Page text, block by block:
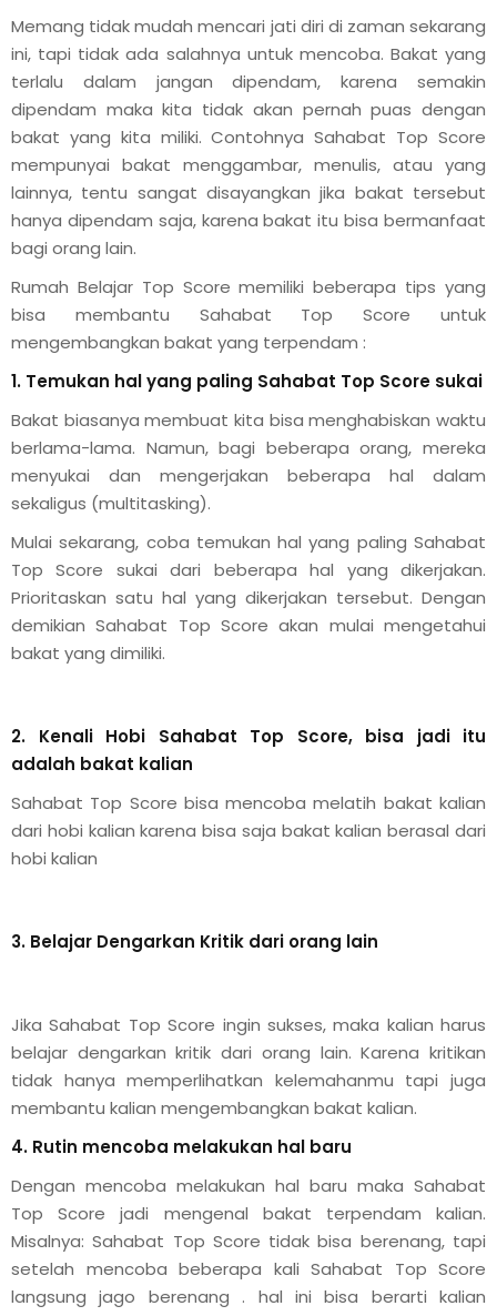
)
motorik dan
Edukasi
Dunia Satwa
Siswa
dan Kolaborasi
Strategis
Bimbel yang Tepat
Begitu Sulit?
Universitas?
Memang tidak mudah mencari jati diri di zaman sekarang
ini, tapi tidak ada salahnya untuk mencoba. Bakat yang
terlalu dalam jangan dipendam, karena semakin
dipendam maka kita tidak akan pernah puas dengan
bakat yang kita miliki. Contohnya Sahabat Top Score
mempunyai bakat menggambar, menulis, atau yang
lainnya, tentu sangat disayangkan jika bakat tersebut
hanya dipendam saja, karena bakat itu bisa bermanfaat
bagi orang lain.
Rumah Belajar Top Score memiliki beberapa tips yang
bisa membantu Sahabat Top Score untuk
mengembangkan bakat yang terpendam :
1. Temukan hal yang paling Sahabat Top Score sukai
Bakat biasanya membuat kita bisa menghabiskan waktu
berlama-lama. Namun, bagi beberapa orang, mereka
menyukai dan mengerjakan beberapa hal dalam
sekaligus (multitasking).
Mulai sekarang, coba temukan hal yang paling Sahabat
Top Score sukai dari beberapa hal yang dikerjakan.
Prioritaskan satu hal yang dikerjakan tersebut. Dengan
demikian Sahabat Top Score akan mulai mengetahui
bakat yang dimiliki.
2. Kenali Hobi Sahabat Top Score, bisa jadi itu
adalah bakat kalian
Sahabat Top Score bisa mencoba melatih bakat kalian
dari hobi kalian karena bisa saja bakat kalian berasal dari
hobi kalian
3. Belajar Dengarkan Kritik dari orang lain
Jika Sahabat Top Score ingin sukses, maka kalian harus
belajar dengarkan kritik dari orang lain. Karena kritikan
tidak hanya memperlihatkan kelemahanmu tapi juga
membantu kalian mengembangkan bakat kalian.
4. Rutin mencoba melakukan hal baru
Dengan mencoba melakukan hal baru maka Sahabat
Top Score jadi mengenal bakat terpendam kalian.
Misalnya: Sahabat Top Score tidak bisa berenang, tapi
setelah mencoba beberapa kali Sahabat Top Score
langsung jago berenang . hal ini bisa berarti kalian